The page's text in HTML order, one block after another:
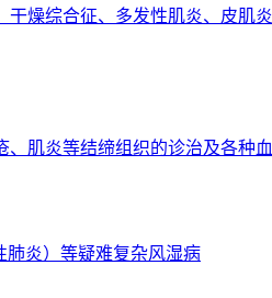
燥综合征、多发性肌炎、皮肌
肌炎等结缔组织的诊治及各种血
肺炎）等疑难复杂风湿病